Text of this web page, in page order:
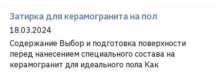
Затирка для керамогранита на пол
18.03.2024
Содержание Выбор и подготовка поверхности
перед нанесением специального состава на
керамогранит для идеального пола Как